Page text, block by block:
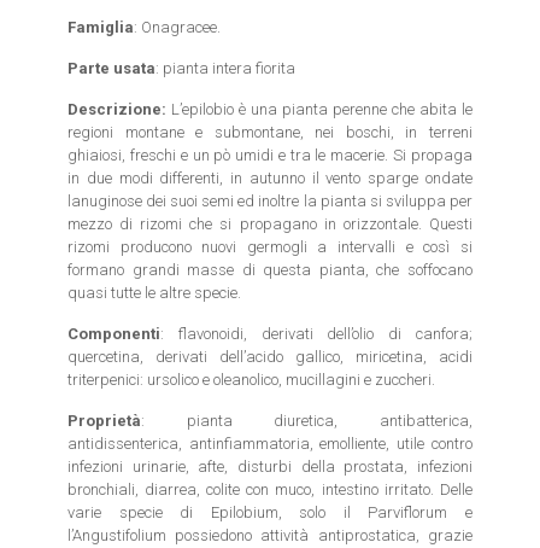
Famiglia: Onagracee.
Parte usata: pianta intera fiorita
Descrizione: L’epilobio è una pianta perenne che abita le
regioni montane e submontane, nei boschi, in terreni
ghiaiosi, freschi e un pò umidi e tra le macerie. Si propaga
in due modi differenti, in autunno il vento sparge ondate
lanuginose dei suoi semi ed inoltre la pianta si sviluppa per
mezzo di rizomi che si propagano in orizzontale. Questi
rizomi producono nuovi germogli a intervalli e così si
formano grandi masse di questa pianta, che soffocano
quasi tutte le altre specie.
Componenti: flavonoidi, derivati dell’olio di canfora;
quercetina, derivati dell’acido gallico, miricetina, acidi
triterpenici: ursolico e oleanolico, mucillagini e zuccheri.
Proprietà: pianta diuretica, antibatterica,
antidissenterica, antinfiammatoria, emolliente, utile contro
infezioni urinarie, afte, disturbi della prostata, infezioni
bronchiali, diarrea, colite con muco, intestino irritato. Delle
varie specie di Epilobium, solo il Parviflorum e
l’Angustifolium possiedono attività antiprostatica, grazie